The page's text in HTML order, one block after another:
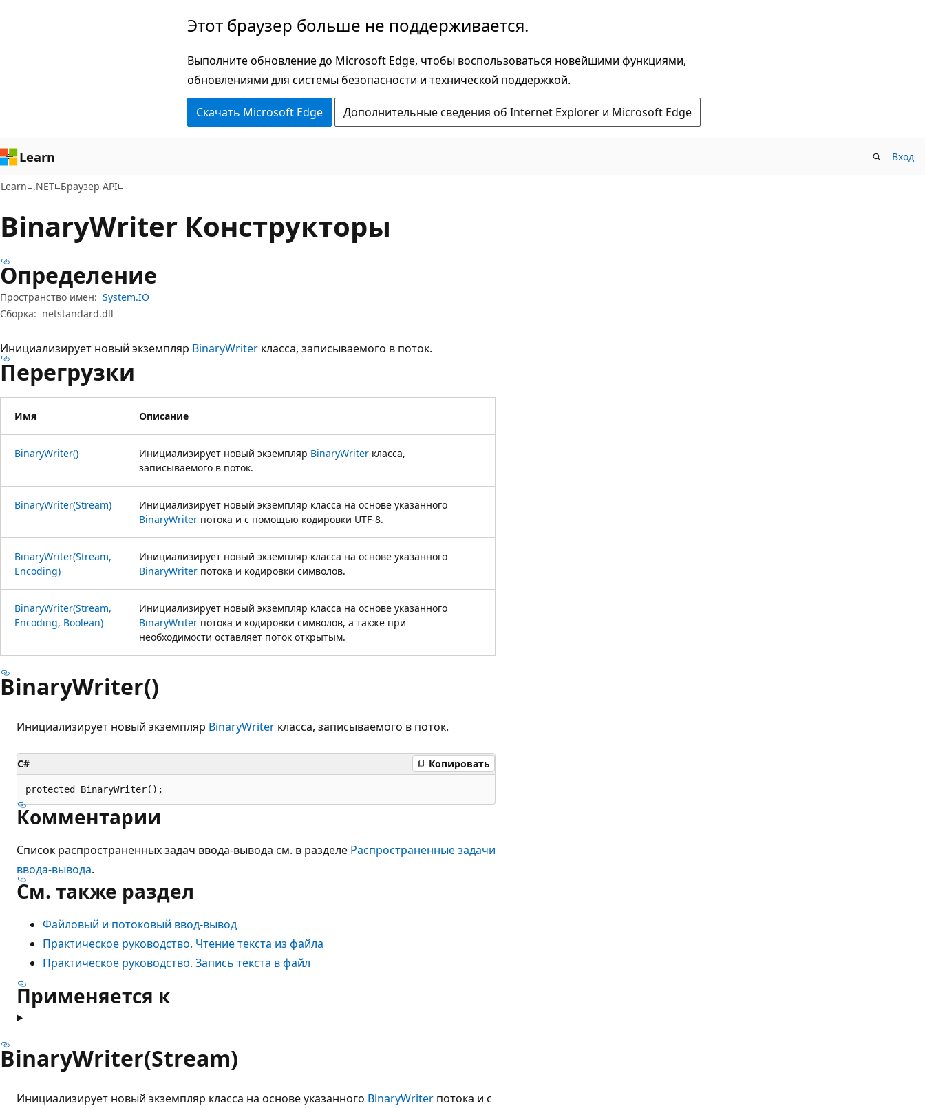
Этот браузер больше не поддерживается.
Выполните обновление до Microsoft Edge, чтобы воспользоваться новейшими функциями,
обновлениями для системы безопасности и технической поддержкой.
Скачать Microsoft Edge Дополнительные сведения об Internet Explorer и Microsoft Edge
Learn Вход
Learn .NET Браузер API
BinaryWriter Конструкторы
Определение
Пространство имен: System.IO
Сборка: netstandard.dll
Инициализирует новый экземпляр BinaryWriter класса, записываемого в поток.
Перегрузки
Имя Описание
BinaryWriter() Инициализирует новый экземпляр BinaryWriter класса,
записываемого в поток.
BinaryWriter(Stream)
Инициализирует новый экземпляр класса на основе указанного
BinaryWriter потока и с помощью кодировки UTF-8.
BinaryWriter(Stream,
Encoding)
Инициализирует новый экземпляр класса на основе указанного
BinaryWriter потока и кодировки символов.
BinaryWriter(Stream,
Encoding, Boolean)
Инициализирует новый экземпляр класса на основе указанного
BinaryWriter потока и кодировки символов, а также при
необходимости оставляет поток открытым.
BinaryWriter()
Инициализирует новый экземпляр BinaryWriter класса, записываемого в поток.
C# Копировать
protected BinaryWriter();
Комментарии
Список распространенных задач ввода-вывода см. в разделе Распространенные задачи
ввода-вывода.
См. также раздел
Файловый и потоковый ввод-вывод
Практическое руководство. Чтение текста из файла
Практическое руководство. Запись текста в файл
Применяется к
BinaryWriter(Stream)
Инициализирует новый экземпляр класса на основе указанного BinaryWriter потока и с